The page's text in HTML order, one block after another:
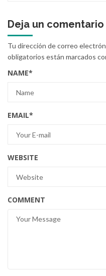
Deja un comentario
Tu dirección de correo
obligatorios están marcados
NAME*
EMAIL*
WEBSITE
COMMENT